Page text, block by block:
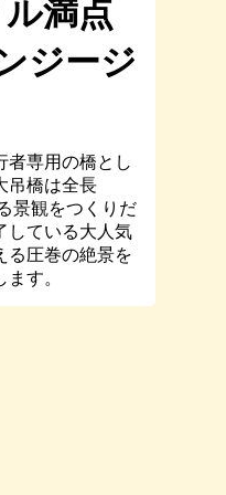
満点
ジージ
者専用の橋とし
吊橋は全長
景観をつくりだ
している大人気
る圧巻の絶景を
す。